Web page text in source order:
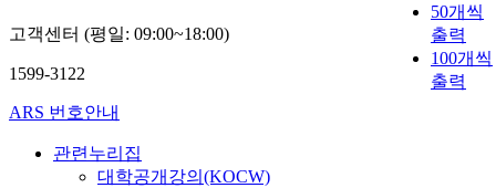
thebake-out
and
methods in the
case of newly-
50개씩
출력
100개씩
출력
고객센터 (평일: 09:00~18:00)
1599-3122
ARS 번호안내
관련누리집
대학공개강의(KOCW)